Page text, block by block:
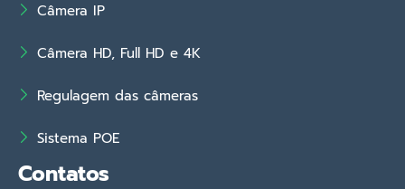
Câmera IP
Câmera HD, Full HD e 4K
Regulagem das câmeras
Sistema POE
Contatos